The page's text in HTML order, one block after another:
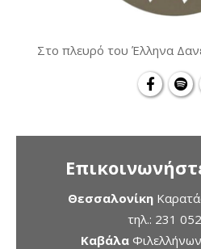
Στο πλευρό του Έλληνα
Θεσσαλονίκη
τηλ.: 231
Καβάλα